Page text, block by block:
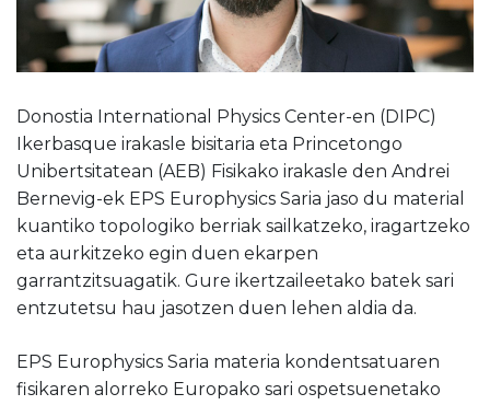
Donostia International Physics Center-en (DIPC)
Ikerbasque irakasle bisitaria eta Princetongo
Unibertsitatean (AEB) Fisikako irakasle den Andrei
Bernevig-ek EPS Europhysics Saria jaso du material
kuantiko topologiko berriak sailkatzeko, iragartzeko
eta aurkitzeko egin duen ekarpen
garrantzitsuagatik. Gure ikertzaileetako batek sari
entzutetsu hau jasotzen duen lehen aldia da.
EPS Europhysics Saria materia kondentsatuaren
fisikaren alorreko Europako sari ospetsuenetako